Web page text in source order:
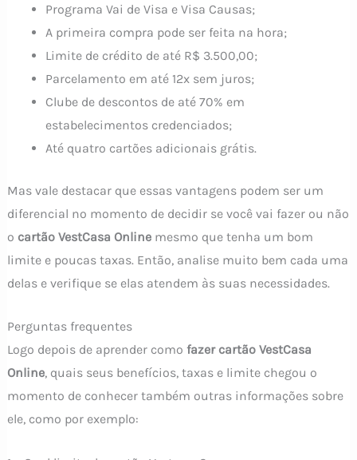
Programa Vai de Visa e Visa Causas;
A primeira compra pode ser feita na hora;
Limite de crédito de até R$ 3.500,00;
Parcelamento em até 12x sem juros;
Clube de descontos de até 70% em
estabelecimentos credenciados;
Até quatro cartões adicionais grátis.
Mas vale destacar que essas vantagens podem ser um
diferencial no momento de decidir se você vai fazer ou não
o cartão VestCasa Online mesmo que tenha um bom
limite e poucas taxas. Então, analise muito bem cada uma
delas e verifique se elas atendem às suas necessidades.
Perguntas frequentes
Logo depois de aprender como fazer cartão VestCasa
Online, quais seus benefícios, taxas e limite chegou o
momento de conhecer também outras informações sobre
ele, como por exemplo: